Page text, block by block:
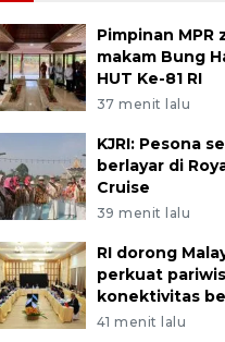
Pimpinan MPR
makam Bung
HUT Ke-81 RI
37 menit lalu
KJRI: Pesona
berlayar di
Cruise
39 menit lalu
RI dorong
perkuat
konektivitas
41 menit lalu